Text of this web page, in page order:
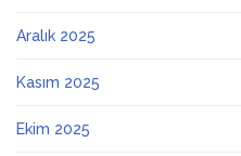
Aralık 2025
Kasım 2025
Ekim 2025